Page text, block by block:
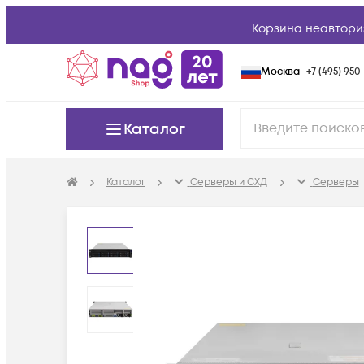
Корзина
Москва +7 (495) 950-
Каталог
Каталог Серверы и СХД Серверы